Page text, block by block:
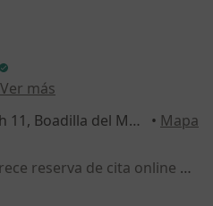
Ver más
Juan de Villanueva 7, Ch 11, Boadilla del Monte
• Mapa
Este especialista no ofrece reserva de cita online en esta dirección.